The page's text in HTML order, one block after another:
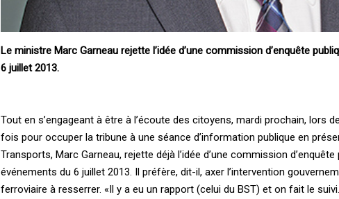
Le ministre Marc Garneau rejette l’idée d’une commission d’enquête
6 juillet 2013.
Tout en s’engageant à être à l’écoute des citoyens, mardi prochain, lors
fois pour occuper la tribune à une séance d’information publique en
Transports, Marc Garneau, rejette déjà l’idée d’une commission
événements du 6 juillet 2013. Il préfère, dit-il, axer l’intervention
ferroviaire à resserrer. «Il y a eu un rapport (celui du BST) et on fait le